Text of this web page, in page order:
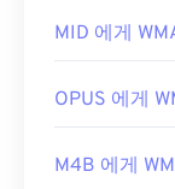
https://
기기에서는
OverDrive
최초 출시:
MID 에게
OPUS 에게
M4B 에게